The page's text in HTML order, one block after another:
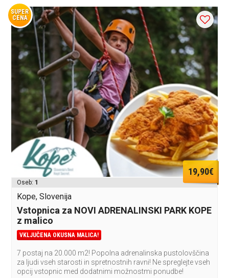
SUPER
CENA
19,90€
Oseb: 1
Kope, Slovenija
Vstopnica za NOVI ADRENALINSKI PARK KOPE
z malico
VKLJUČENA OKUSNA MALICA!
7 postaj na 20.000 m2! Popolna adrenalinska pustolovščina
za ljudi vseh starosti in spretnostnih ravni! Ne spreglejte vseh
opcij vstopnic med dodatnimi možnostmi ponudbe!